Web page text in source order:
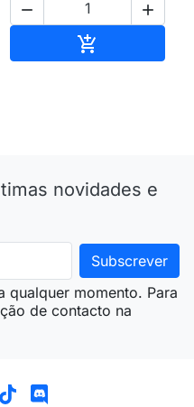
 

novidades e
qualquer momento. Para
de contacto na